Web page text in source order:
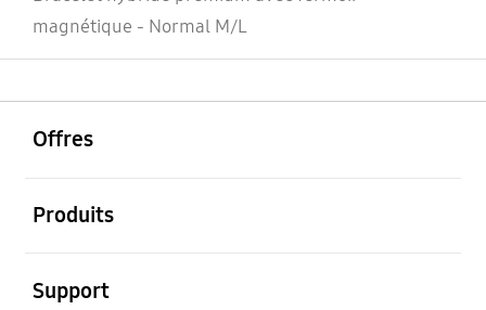
magnétique - Normal M/L
Offres
Produits
Support